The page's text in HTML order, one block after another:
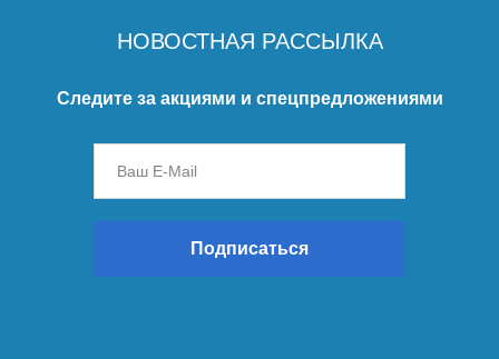
НОВОСТНАЯ РАССЫЛКА
Следите за акциями и спецпредложениями
Подписаться